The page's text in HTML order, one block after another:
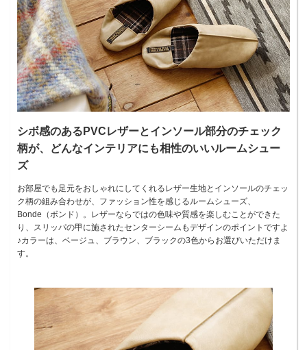
シボ感のあるPVCレザーとインソール部分のチェック
柄が、どんなインテリアにも相性のいいルームシュー
ズ
お部屋でも足元をおしゃれにしてくれるレザー生地とインソールのチェッ
ク柄の組み合わせが、ファッション性を感じるルームシューズ、
Bonde（ボンド）。レザーならではの色味や質感を楽しむことができた
り、スリッパの甲に施されたセンターシームもデザインのポイントですよ
♪カラーは、ベージュ、ブラウン、ブラックの3色からお選びいただけま
す。